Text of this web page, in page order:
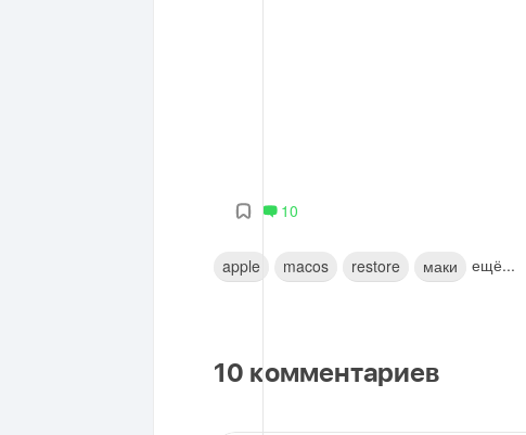
10
apple macos restore маки ещё...
10 комментариев